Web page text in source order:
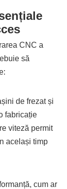
CNC a
să
de frezat și
fabricație
viteză permit
același timp
cum ar